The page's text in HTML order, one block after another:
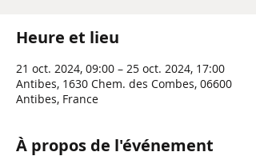
Heure et lieu
21 oct. 2024, 09:00 – 25 oct. 2024, 17:00
Antibes, 1630 Chem. des Combes, 06600
Antibes, France
À propos de l'événement